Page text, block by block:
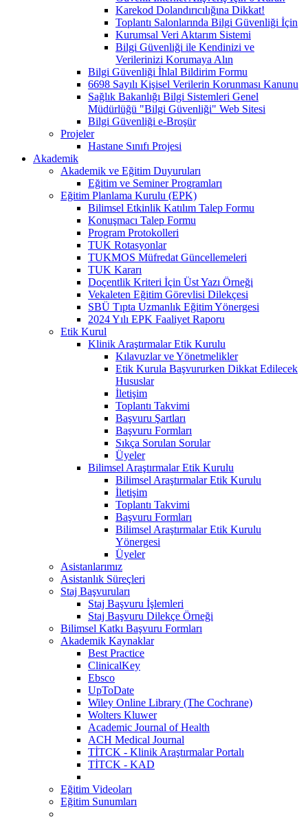
Karekod Dolandırıcılığına Dikkat!
Toplantı Salonlarında Bilgi Güvenliği İçin
Kurumsal Veri Aktarım Sistemi
Bilgi Güvenliği ile Kendinizi ve
Verilerinizi Korumaya Alın
Bilgi Güvenliği İhlal Bildirim Formu
6698 Sayılı Kişisel Verilerin Korunması Kanunu
Sağlık Bakanlığı Bilgi Sistemleri Genel
Müdürlüğü "Bilgi Güvenliği" Web Sitesi
Bilgi Güvenliği e-Broşür
Projeler
Hastane Sınıfı Projesi
Akademik
Akademik ve Eğitim Duyuruları
Eğitim ve Seminer Programları
Eğitim Planlama Kurulu (EPK)
Bilimsel Etkinlik Katılım Talep Formu
Konuşmacı Talep Formu
Program Protokolleri
TUK Rotasyonlar
TUKMOS Müfredat Güncellemeleri
TUK Kararı
Doçentlik Kriteri İçin Üst Yazı Örneği
Vekaleten Eğitim Görevlisi Dilekçesi
SBÜ Tıpta Uzmanlık Eğitim Yönergesi
2024 Yılı EPK Faaliyet Raporu
Etik Kurul
Klinik Araştırmalar Etik Kurulu
Kılavuzlar ve Yönetmelikler
Etik Kurula Başvururken Dikkat Edilecek
Hususlar
İletişim
Toplantı Takvimi
Başvuru Şartları
Başvuru Formları
Sıkça Sorulan Sorular
Üyeler
Bilimsel Araştırmalar Etik Kurulu
Bilimsel Araştırmalar Etik Kurulu
İletişim
Toplantı Takvimi
Başvuru Formları
Bilimsel Araştırmalar Etik Kurulu
Yönergesi
Üyeler
Asistanlarımız
Asistanlık Süreçleri
Staj Başvuruları
Staj Başvuru İşlemleri
Staj Başvuru Dilekçe Örneği
Bilimsel Katkı Başvuru Formları
Akademik Kaynaklar
Best Practice
ClinicalKey
Ebsco
UpToDate
Wiley Online Library (The Cochrane)
Wolters Kluwer
Academic Journal of Health
ACH Medical Journal
TİTCK - Klinik Araştırmalar Portalı
TİTCK - KAD
Eğitim Videoları
Eğitim Sunumları